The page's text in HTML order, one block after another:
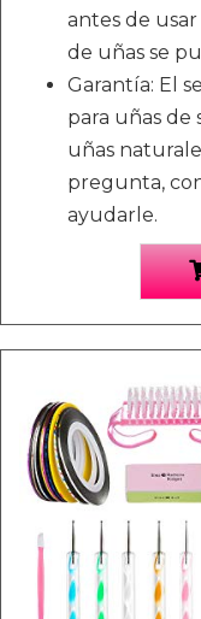
antes de
de uñas se
Garantía: El
para uñas de
uñas
pregunta,
ayudarle.